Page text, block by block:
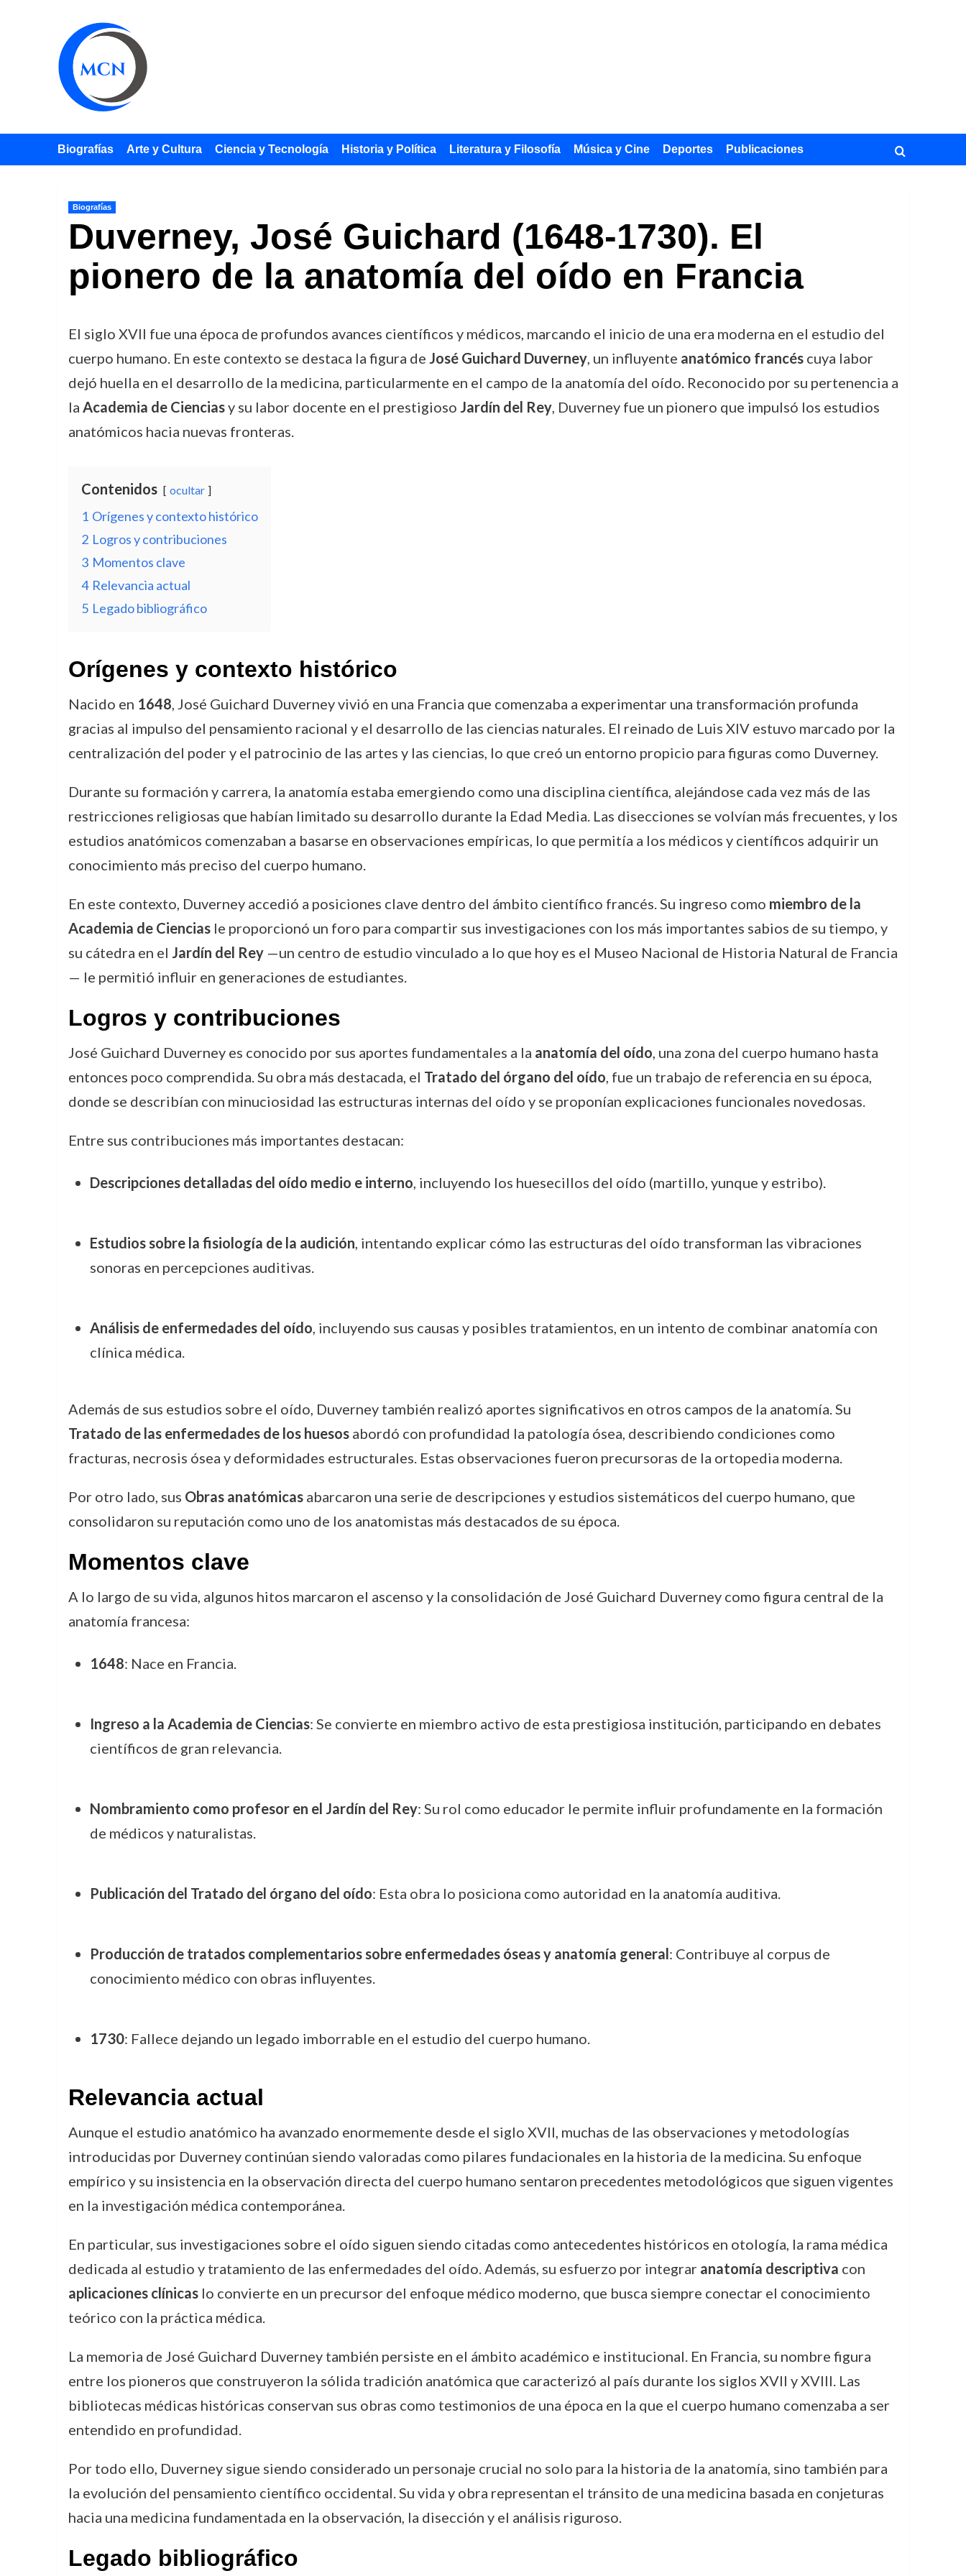
Biografías Arte y Cultura Ciencia y Tecnología Historia y Política Literatura y Filosofía Música y Cine Deportes Publicaciones
Biografías
Duverney, José Guichard (1648-1730). El
pionero de la anatomía del oído en Francia
El siglo XVII fue una época de profundos avances científicos y médicos, marcando el inicio de una era moderna en el estudio del
cuerpo humano. En este contexto se destaca la figura de José Guichard Duverney, un influyente anatómico francéscuya labor
dejó huella en el desarrollo de la medicina, particularmente en el campo de la anatomía del oído. Reconocido por su pertenencia a
la Academia de Cienciasy su labor docente en el prestigioso Jardín del Rey, Duverney fue un pionero que impulsó los estudios
anatómicos hacia nuevas fronteras.
Contenidos ocultar
1 Orígenes y contexto histórico
2 Logros y contribuciones
3 Momentos clave
4 Relevancia actual
5 Legado bibliográfico
Orígenes y contexto histórico
Nacido en 1648, José Guichard Duverney vivió en una Francia que comenzaba a experimentar una transformación profunda
gracias al impulso del pensamiento racional y el desarrollo de las ciencias naturales. El reinado de Luis XIV estuvo marcado por la
centralización del poder y el patrocinio de las artes y las ciencias, lo que creó un entorno propicio para figuras como Duverney.
Durante su formación y carrera, la anatomía estaba emergiendo como una disciplina científica, alejándose cada vez más de las
restricciones religiosas que habían limitado su desarrollo durante la Edad Media. Las disecciones se volvían más frecuentes, y los
estudios anatómicos comenzaban a basarse en observaciones empíricas, lo que permitía a los médicos y científicos adquirir un
conocimiento más preciso del cuerpo humano.
En este contexto, Duverney accedió a posiciones clave dentro del ámbito científico francés. Su ingreso como miembro de la
Academia de Cienciasle proporcionó un foro para compartir sus investigaciones con los más importantes sabios de su tiempo, y
su cátedra en el Jardín del Rey—un centro de estudio vinculado a lo que hoy es el Museo Nacional de Historia Natural de Francia
— le permitió influir en generaciones de estudiantes.
Logros y contribuciones
José Guichard Duverney es conocido por sus aportes fundamentales a la anatomía del oído, una zona del cuerpo humano hasta
entonces poco comprendida. Su obra más destacada, el Tratado del órgano del oído, fue un trabajo de referencia en su época,
donde se describían con minuciosidad las estructuras internas del oído y se proponían explicaciones funcionales novedosas.
Entre sus contribuciones más importantes destacan:
Descripciones detalladas del oído medio e interno, incluyendo los huesecillos del oído (martillo, yunque y estribo).
Estudios sobre la fisiología de la audición, intentando explicar cómo las estructuras del oído transforman las vibraciones
sonoras en percepciones auditivas.
Análisis de enfermedades del oído, incluyendo sus causas y posibles tratamientos, en un intento de combinar anatomía con
clínica médica.
Además de sus estudios sobre el oído, Duverney también realizó aportes significativos en otros campos de la anatomía. Su
Tratado de las enfermedades de los huesosabordó con profundidad la patología ósea, describiendo condiciones como
fracturas, necrosis ósea y deformidades estructurales. Estas observaciones fueron precursoras de la ortopedia moderna.
Por otro lado, sus Obras anatómicasabarcaron una serie de descripciones y estudios sistemáticos del cuerpo humano, que
consolidaron su reputación como uno de los anatomistas más destacados de su época.
Momentos clave
A lo largo de su vida, algunos hitos marcaron el ascenso y la consolidación de José Guichard Duverney como figura central de la
anatomía francesa:
1648: Nace en Francia.
Ingreso a la Academia de Ciencias: Se convierte en miembro activo de esta prestigiosa institución, participando en debates
científicos de gran relevancia.
Nombramiento como profesor en el Jardín del Rey: Su rol como educador le permite influir profundamente en la formación
de médicos y naturalistas.
Publicación del Tratado del órgano del oído: Esta obra lo posiciona como autoridad en la anatomía auditiva.
Producción de tratados complementarios sobre enfermedades óseas y anatomía general: Contribuye al corpus de
conocimiento médico con obras influyentes.
1730: Fallece dejando un legado imborrable en el estudio del cuerpo humano.
Relevancia actual
Aunque el estudio anatómico ha avanzado enormemente desde el siglo XVII, muchas de las observaciones y metodologías
introducidas por Duverney continúan siendo valoradas como pilares fundacionales en la historia de la medicina. Su enfoque
empírico y su insistencia en la observación directa del cuerpo humano sentaron precedentes metodológicos que siguen vigentes
en la investigación médica contemporánea.
En particular, sus investigaciones sobre el oído siguen siendo citadas como antecedentes históricos en otología, la rama médica
dedicada al estudio y tratamiento de las enfermedades del oído. Además, su esfuerzo por integrar anatomía descriptiva con
aplicaciones clínicaslo convierte en un precursor del enfoque médico moderno, que busca siempre conectar el conocimiento
teórico con la práctica médica.
La memoria de José Guichard Duverney también persiste en el ámbito académico e institucional. En Francia, su nombre figura
entre los pioneros que construyeron la sólida tradición anatómica que caracterizó al país durante los siglos XVII y XVIII. Las
bibliotecas médicas históricas conservan sus obras como testimonios de una época en la que el cuerpo humano comenzaba a ser
entendido en profundidad.
Por todo ello, Duverney sigue siendo considerado un personaje crucial no solo para la historia de la anatomía, sino también para
la evolución del pensamiento científico occidental. Su vida y obra representan el tránsito de una medicina basada en conjeturas
hacia una medicina fundamentada en la observación, la disección y el análisis riguroso.
Legado bibliográfico